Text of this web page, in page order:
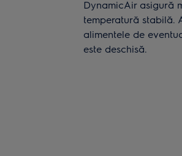
DynamicAir asigură
temperatură stabilă.
alimentele de
este deschisă.